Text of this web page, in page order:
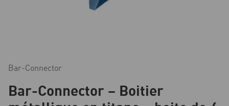
Bar-Connector
Bar-Connector – Boitier